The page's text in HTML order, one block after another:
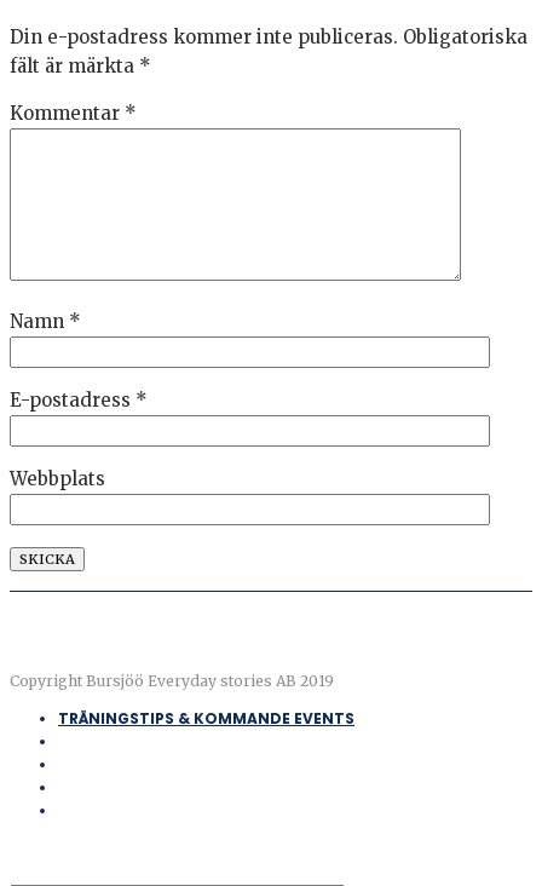
Din e-postadress kommer inte publiceras. Obligatoriska
fält är märkta *
Kommentar *
Namn *
E-postadress *
Webbplats
Copyright Bursjöö Everyday stories AB 2019
TRÄNINGSTIPS & KOMMANDE EVENTS